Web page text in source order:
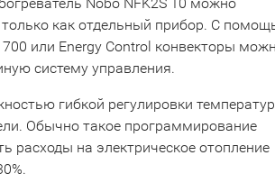
только как отдельный прибор. С
700 или Energy Control конвекторы
систему управления.
гибкой регулировки
Обычно такое программирование
расходы на электрическое отопление